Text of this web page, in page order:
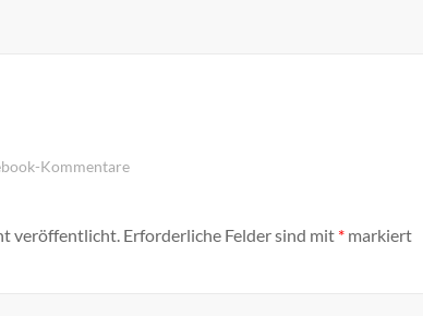
Kommentare
veröffentlicht. Erforderliche Felder sind mit * markiert